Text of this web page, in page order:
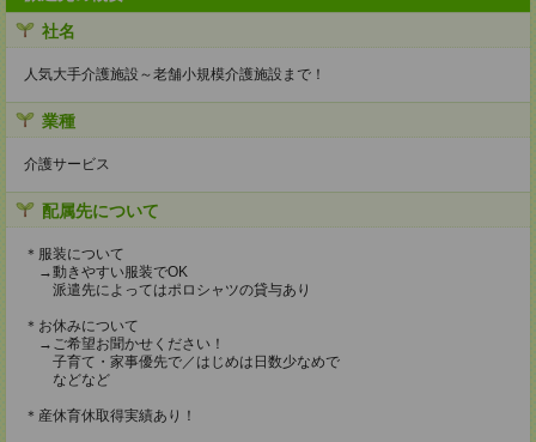
社名
人気大手介護施設～老舗小規模介護施設まで！
業種
介護サービス
配属先について
＊服装について
→動きやすい服装でOK
派遣先によってはポロシャツの貸与あり
＊お休みについて
→ご希望お聞かせください！
子育て・家事優先で／はじめは日数少なめで
などなど
＊産休育休取得実績あり！